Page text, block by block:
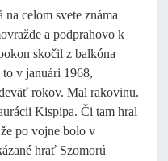
celom svete známa
a podprahovo k
skočil z balkóna
v januári 1968,
rokov. Mal rakovinu.
Kispipa. Či tam hral
po vojne bolo v
hrať Szomorú